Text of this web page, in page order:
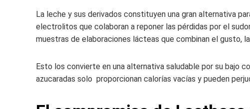
La leche y sus derivados constituyen una gran alternativa
electrolitos que colaboran a reponer las pérdidas por el
muestras de elaboraciones lácteas que combinan el gusto,
Esto los convierte en una alternativa saludable por su bajo
azucaradas solo proporcionan calorías vacías y pueden